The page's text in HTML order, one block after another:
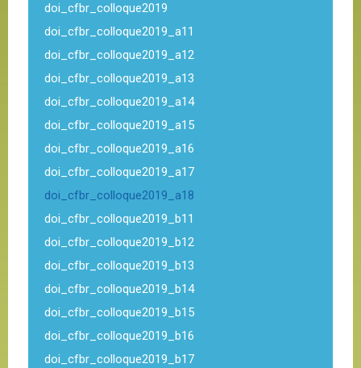
doi_cfbr_colloque2019
doi_cfbr_colloque2019_a11
doi_cfbr_colloque2019_a12
doi_cfbr_colloque2019_a13
doi_cfbr_colloque2019_a14
doi_cfbr_colloque2019_a15
doi_cfbr_colloque2019_a16
doi_cfbr_colloque2019_a17
doi_cfbr_colloque2019_a18
doi_cfbr_colloque2019_b11
doi_cfbr_colloque2019_b12
doi_cfbr_colloque2019_b13
doi_cfbr_colloque2019_b14
doi_cfbr_colloque2019_b15
doi_cfbr_colloque2019_b16
doi_cfbr_colloque2019_b17